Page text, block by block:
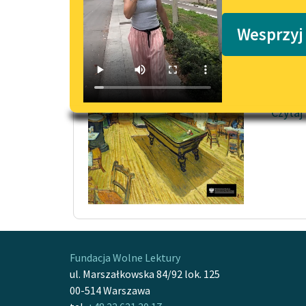
Na
Czytaj
Fundacja Wolne Lektury
ul. Marszałkowska 84/92 lok. 125
00-514 Warszawa